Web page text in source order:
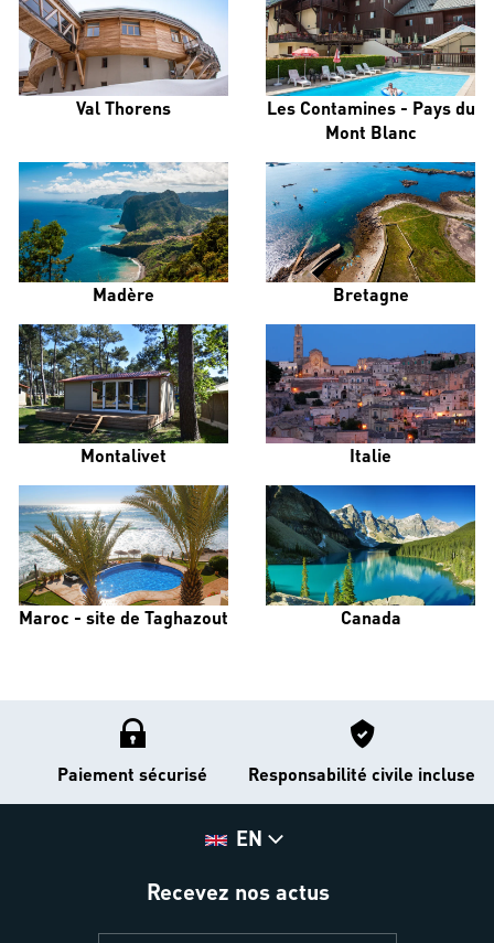
Val Thorens
Les Contamines - Pays du
Mont Blanc
Madère Bretagne
Montalivet Italie
Maroc - site de Taghazout Canada
Paiement sécurisé Responsabilité civile incluse
EN
Recevez nos actus